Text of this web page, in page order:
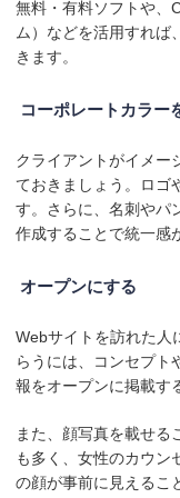
無料・有料ソフトや、
ム）などを活用すれば
きます。
コーポレートカラー
クライアントがイメー
ておきましょう。ロゴ
す。さらに、名刺やパ
作成することで統一感
オープンにする
Webサイトを訪れた人
らうには、コンセプト
報をオープンに掲載す
また、顔写真を載せる
も多く、女性のカウン
の顔が事前に見えるこ